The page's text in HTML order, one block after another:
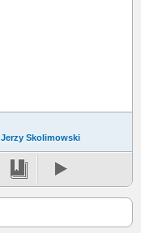
Jerzy Skolimowski